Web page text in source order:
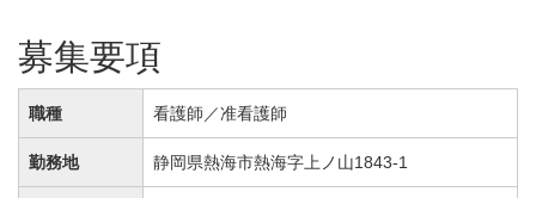
募集要項
職種 看護師／准看護師
勤務地 静岡県熱海市熱海字上ノ山1843-1